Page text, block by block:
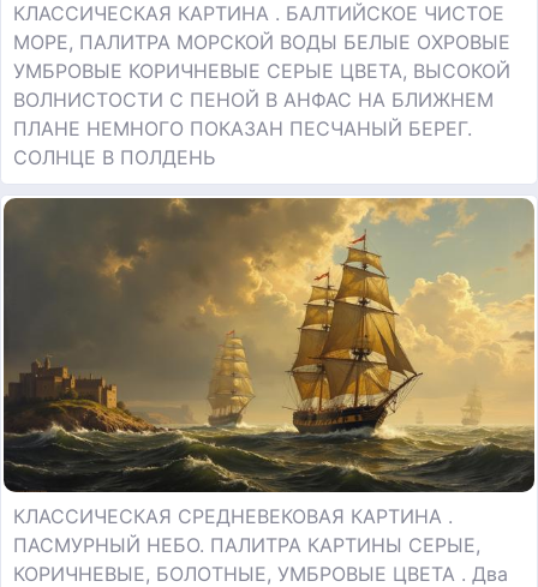
КЛАССИЧЕСКАЯ КАРТИНА . БАЛТИЙСКОЕ ЧИСТОЕ
МОРЕ, ПАЛИТРА МОРСКОЙ ВОДЫ БЕЛЫЕ ОХРОВЫЕ
УМБРОВЫЕ КОРИЧНЕВЫЕ СЕРЫЕ ЦВЕТА, ВЫСОКОЙ
ВОЛНИСТОСТИ С ПЕНОЙ В АНФАС НА БЛИЖНЕМ
ПЛАНЕ НЕМНОГО ПОКАЗАН ПЕСЧАНЫЙ БЕРЕГ.
СОЛНЦЕ В ПОЛДЕНЬ
КЛАССИЧЕСКАЯ СРЕДНЕВЕКОВАЯ КАРТИНА .
ПАСМУРНЫЙ НЕБО. ПАЛИТРА КАРТИНЫ СЕРЫЕ,
КОРИЧНЕВЫЕ, БОЛОТНЫЕ, УМБРОВЫЕ ЦВЕТА . Два